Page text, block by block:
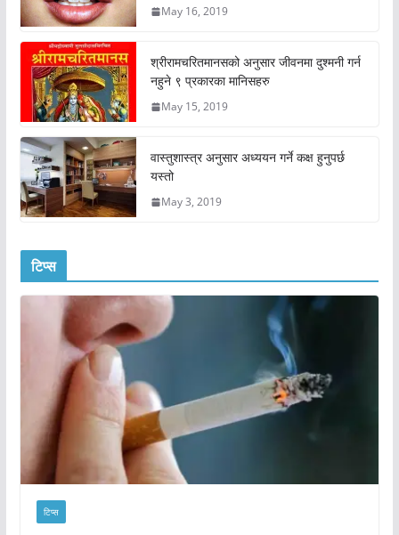
May 16, 2019
श्रीरामचरितमानसको अनुसार जीवनमा दुश्मनी गर्न
नहुने ९ प्रकारका मानिसहरु
May 15, 2019
वास्तुशास्त्र अनुसार अध्ययन गर्ने कक्ष हुनुपर्छ
यस्तो
May 3, 2019
टिप्स
टिप्स